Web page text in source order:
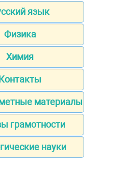
язык
Физика
Химия
материалы
грамотности
науки